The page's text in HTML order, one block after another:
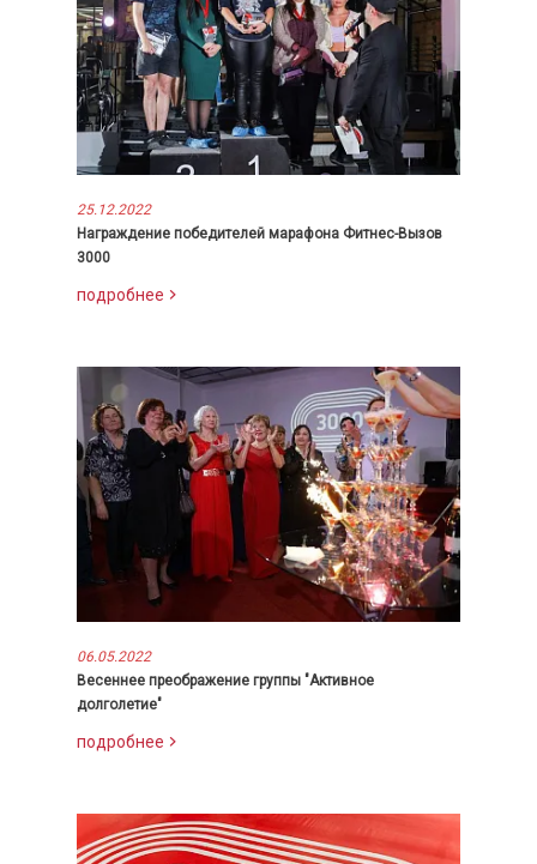
25.12.2022
Награждение победителей марафона Фитнес-Вызов
3000
подробнее
06.05.2022
Весеннее преображение группы "Активное
долголетие"
подробнее